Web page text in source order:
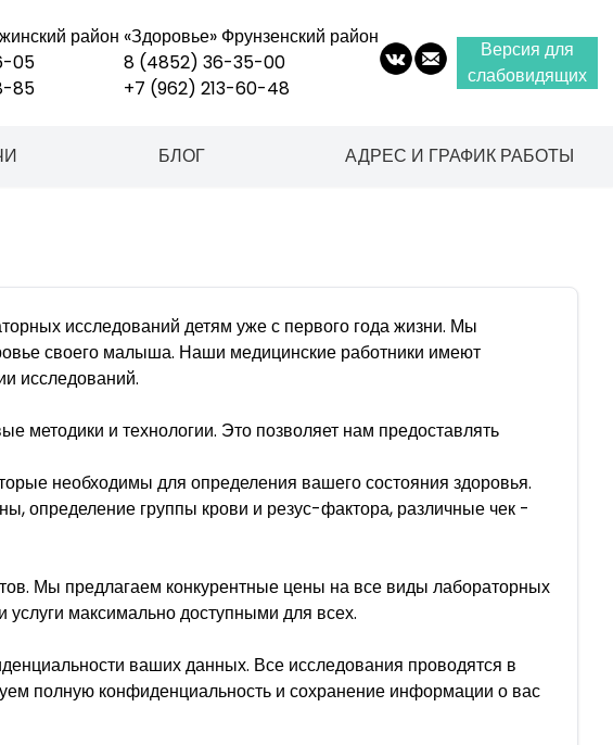
район
05
85
«Здоровье» Фрунзенский район
8 (4852) 36-35-00
+7 (962) 213-60-48
Версия для
слабовидящих
БЛОГ АДРЕС И ГРАФИК РАБОТЫ
исследований детям уже с первого года жизни. Мы
своего малыша. Наши медицинские работники имеют
исследований.
методики и технологии. Это позволяет нам предоставлять
необходимы для определения вашего состояния здоровья.
определение группы крови и резус-фактора, различные чек -
Мы предлагаем конкурентные цены на все виды лабораторных
максимально доступными для всех.
ваших данных. Все исследования проводятся в
полную конфиденциальность и сохранение информации о вас